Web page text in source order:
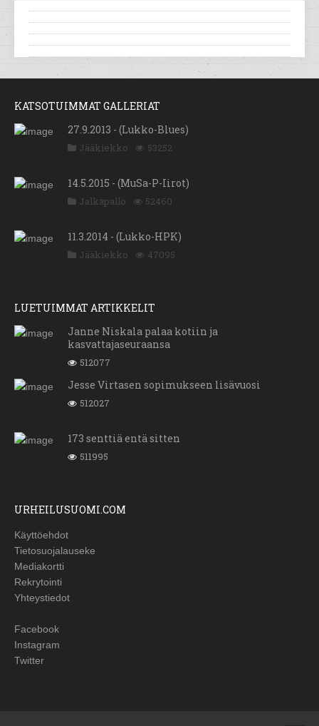
KATSOTUIMMAT GALLERIAT
27.9.2013 - (Lukko-Blues)
Jääkiekko 53252
14.5.2015 - (MuSa-P-Iirot)
Jalkapallo 52460
11.3.2014 - (Lukko-HPK)
Jääkiekko 47095
LUETUIMMAT ARTIKKELIT
Janne Niskala palaa kotiin ja
kasvattajaseuraansa
512077
Jesse Virtasen sopimukseen lisävuosi
512027
173 senttiä entä sitten
511995
URHEILUSUOMI.COM
Käyttöehdot
Tietosuojalauseke
Mediakortti
Rekrytointi
Yhteystiedot
Facebook
Instagram
Twitter